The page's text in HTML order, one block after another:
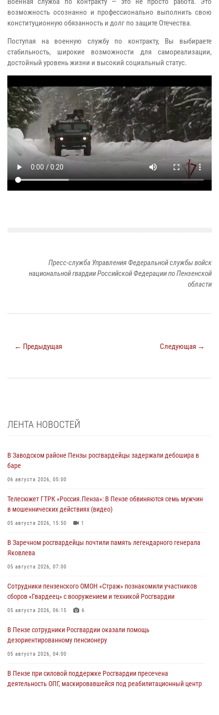
возможность осознанно и профессионально выполнить свою
конституционную обязанность и долг по защите Отечества.
Поступая на военную службу по контракту, Вы выбираете
стабильность, широкие возможности для самореализации,
достойный уровень жизни и высокий социальный статус.
Пресс-служба Управления Федеральной службы войск
национальной гвардии Российской Федерации по Пензенской
области
← Предыдущая Следующая →
ЛЕНТА НОВОСТЕЙ
В Заводском районе Пензы росгвардейцы задержали дебошира в
баре
06 августа 2026, 05:00
Телесюжет ГТРК «Россия.Пенза»: В Пензе обвиняются семь мужчин
в мошеннических действиях (видео)
05 августа 2026, 15:50 1
В Заречном росгвардейцы почтили память легендарного генерала
Яковлева
05 августа 2026, 07:00
Сотрудники пензенского ОМОН «Страж» познакомили участников
сборов «Гвардеец» с вооружением и техникой Росгвардии
05 августа 2026, 06:15 6
В Пензе сотрудники Росгвардии оказали помощь
дезориентированному пенсионеру
05 августа 2026, 04:00
В Пензе при силовой поддержке Росгвардии пресечена
деятельность ОПГ, маскировавшейся под реабилитационный центр